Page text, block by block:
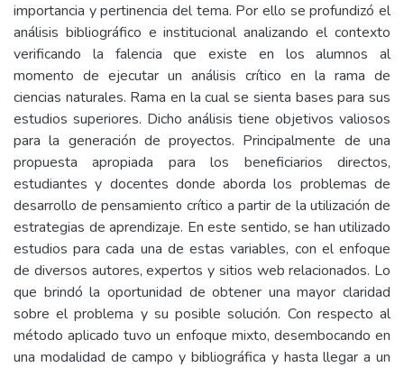
importancia y pertinencia del tema. Por ello se profundizó el
análisis bibliográfico e institucional analizando el contexto
verificando la falencia que existe en los alumnos al
momento de ejecutar un análisis crítico en la rama de
ciencias naturales. Rama en la cual se sienta bases para sus
estudios superiores. Dicho análisis tiene objetivos valiosos
para la generación de proyectos. Principalmente de una
propuesta apropiada para los beneficiarios directos,
estudiantes y docentes donde aborda los problemas de
desarrollo de pensamiento crítico a partir de la utilización de
estrategias de aprendizaje. En este sentido, se han utilizado
estudios para cada una de estas variables, con el enfoque
de diversos autores, expertos y sitios web relacionados. Lo
que brindó la oportunidad de obtener una mayor claridad
sobre el problema y su posible solución. Con respecto al
método aplicado tuvo un enfoque mixto, desembocando en
una modalidad de campo y bibliográfica y hasta llegar a un